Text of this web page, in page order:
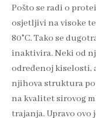
Pošto se radi o
osjetljivi na visoke
80°C. Tako se
inaktivira. Neki od
određenoj kiselosti,
njihova struktura
na kvalitet sirovog
trajanja. Upravo ovo